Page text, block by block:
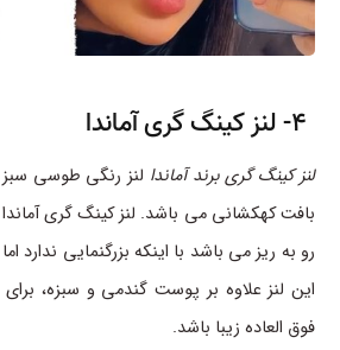
4- لنز کینگ گری آماندا
لنز کینگ گری برند آماندا لنز رنگی طوسی سبز
بافت کهکشانی می باشد. لنز کینگ گری
رو به ریز می باشد با اینکه بزرگنمایی
این لنز علاوه بر پوست گندمی و سبزه،
فوق العاده زیبا باشد.